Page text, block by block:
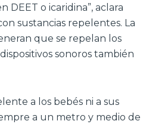
o icaridina”, aclara
sustancias repelentes. La
que se repelan los
sonoros también
a los bebés ni a sus
a un metro y medio de